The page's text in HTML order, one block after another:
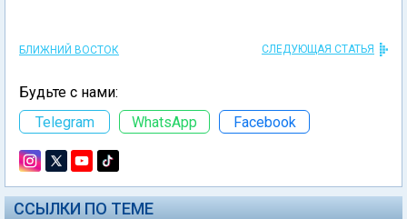
БЛИЖНИЙ ВОСТОК СЛЕДУЮЩАЯ СТАТЬЯ
Будьте с нами:
Telegram
WhatsApp Facebook
ССЫЛКИ ПО ТЕМЕ